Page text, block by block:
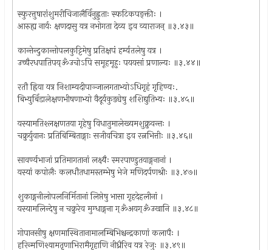
स्फुरत्तुषारांशुमरीचिजालैर्विनुह्नुताः स्फटिकपङ्क्तीः ।
आरुह्य नार्यः क्षणदासु यत्र नभोगता देव्य इव व्याराजन् ॥३.४३॥
कान्तेन्दुकान्तोपलकुट्टिमेषु प्रतिक्षपं हर्म्यतलेषु यत्र ।
उच्चैरधपातिपय्ॐउचोऽपि समूहमूहुः पययसां प्रणाल्यः ॥३.४४॥
रतौ ह्रिया यत्र निशाम्यदीपाञ्जालगताभ्योऽधिगृहं गृहिण्यः.
बिभ्युर्बिडालेक्षणभीषणाभ्यो वैदूर्यकुड्येषु शशिद्युतिभ्यः ॥३.४५॥
यस्यामतिश्लक्षणतया गृहेषु विधातुमालेख्यमशुक्नुवन्तः ।
चक्रुर्युवानः प्रतिबिम्बिताङ्गाः सजीवचित्रा इव रत्नभित्तीः ॥३.४६॥
सावर्ण्यभाजां प्रतिमागतानां लक्ष्यैः स्मरपाण्डुतयाङ्गनानां ।
यस्यां कपोलैः कलधौतधामस्तम्भेषु भेजे मणिदर्पणश्रीः ॥३.४७॥
शुकाङ्गनीलोपलनिर्मितानां लिप्तेषु भासा गृहदेहलीनां ।
यस्यामलिन्देषु न चक्रुरेव मुग्धाङ्गना ग्ॐअयग्ॐउखानि ॥३.४८॥
गोपानसीषु क्षणमास्थितानामालम्बिभिश्चन्द्रकाणां कलापैः ।
हरिन्मणिश्यामतृणाभिरामैगृहाणि नीध्रैरिव यत्र रेजुः ॥३.४९॥